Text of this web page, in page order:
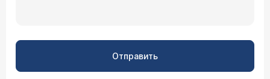
Отправить